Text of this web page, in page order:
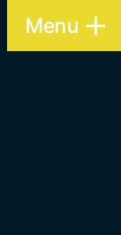
Menu